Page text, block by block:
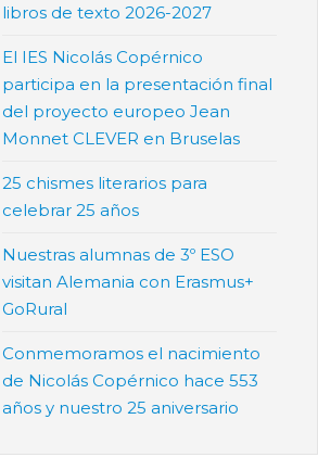
libros de texto 2026-2027
El IES Nicolás Copérnico
participa en la presentación final
del proyecto europeo Jean
Monnet CLEVER en Bruselas
25 chismes literarios para
celebrar 25 años
Nuestras alumnas de 3º ESO
visitan Alemania con Erasmus+
GoRural
Conmemoramos el nacimiento
de Nicolás Copérnico hace 553
años y nuestro 25 aniversario